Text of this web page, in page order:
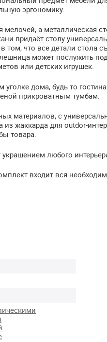
эргономику.
а металлическая
придаёт столу
том, что все детали стола
может послужить
или детских игрушек.
дома, будь то
прикроватным тумбам.
материалов, с
жаккарда для outdor-
товара.
любого
входит вся